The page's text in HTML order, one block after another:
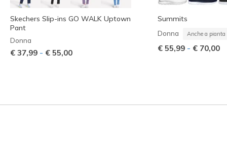
Skechers Slip-ins GO WALK Uptown
Pant
Donna
€ 37,99 - € 55,00
Summits
Donna Anche a pianta
€ 55,99 - € 70,00